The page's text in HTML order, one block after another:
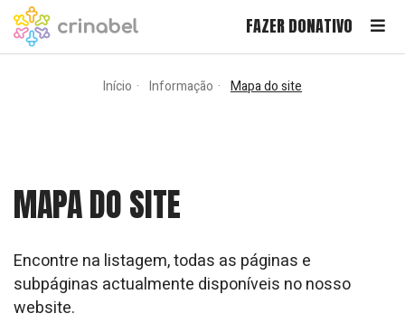
FAZER DONATIVO
Início Informação Mapa do site
MAPA DO SITE
Encontre na listagem, todas as páginas e
subpáginas actualmente disponíveis no nosso
website.